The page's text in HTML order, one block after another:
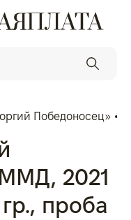
Победоносец»
2021
проба